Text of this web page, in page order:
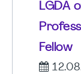
LGDA
Fellow